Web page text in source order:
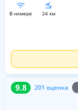
в номере 24 км
9.8 201 оценка
9.8 201 оценка